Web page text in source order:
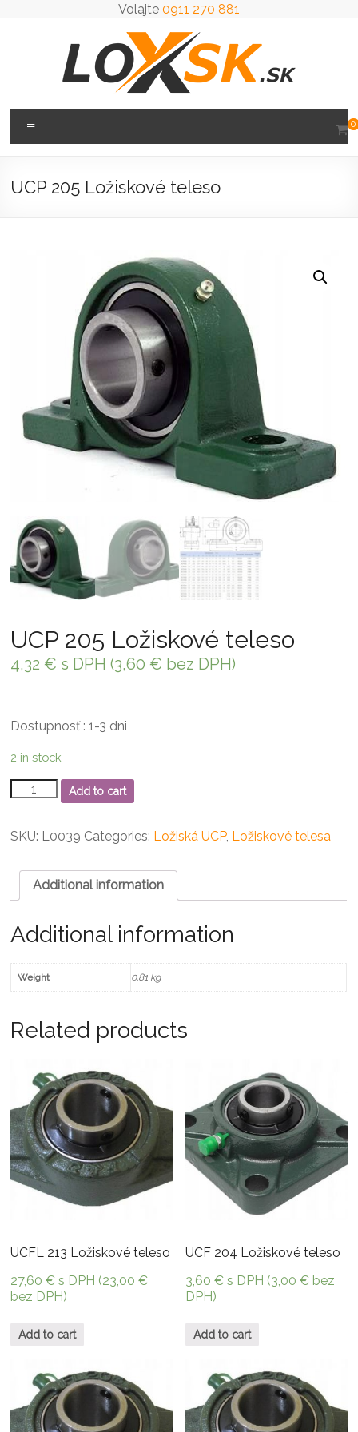
Volajte 0911 270 881
Loxsk
predaj
0
UCP 205 Ložiskové teleso
UCP 205 Ložiskové teleso
4,32 € s DPH (3,60 € bez DPH)
Dostupnosť : 1-3 dni
2 in stock
UCP
205
teleso
Add to cart
SKU: L0039 Categories: Ložiská UCP, Ložiskové telesa
Additional information
Additional information
Weight 0.81 kg
Related products
UCFL 213 Ložiskové teleso
27,60€ s DPH (23,00€
bez DPH)
Add to cart
UCF 204 Ložiskové teleso
3,60€ s DPH (3,00€ bez
DPH)
Add to cart